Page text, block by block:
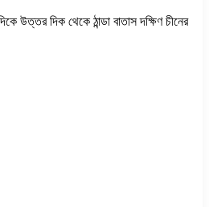
উত্তর দিক থেকে ঠান্ডা বাতাস দক্ষিণ চীনের